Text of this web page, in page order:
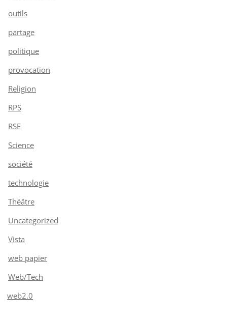
outils
partage
politique
provocation
Religion
RPS
RSE
Science
société
technologie
Théâtre
Uncategorized
Vista
web papier
Web/Tech
web2.0